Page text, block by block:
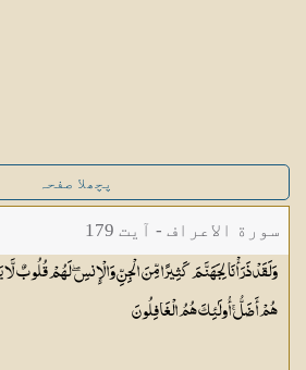
پچھلا صفحہ
سورة الاعراف - آیت 179
وَلَقَدْ ذَرَأْنَا لِجَهَنَّمَ كَثِيرًا مِّنَ الْجِنِّ وَالْإِنسِ ۖ لَهُمْ قُلُوبٌ
هُمْ أَضَلُّ ۚ أُولَٰئِكَ هُمُالْغَافِلُونَ